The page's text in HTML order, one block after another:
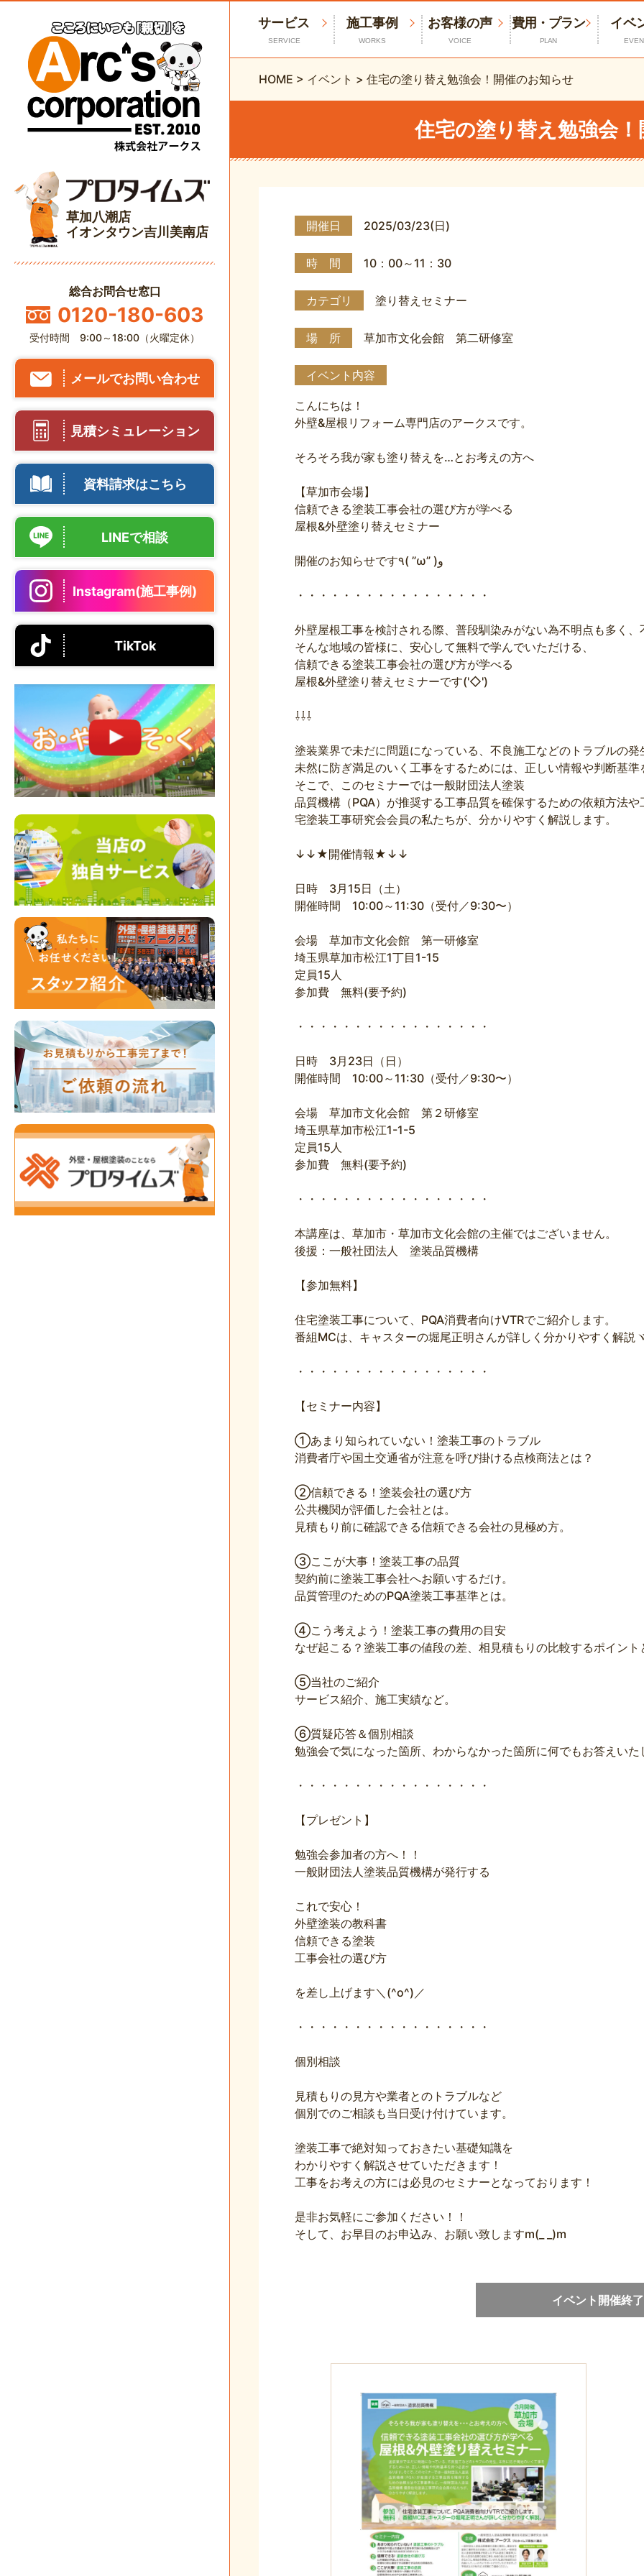
草加八潮店
イオンタウン吉川美南店
総合お問合せ窓口
0120-180-603
受付時間 9:00～18:00（火曜定休）
メールでお問い合わせ
見積シミュレーション
資料請求はこちら
LINEで相談
Instagram(施工事例)
TikTok
サービス
SERVICE
施工事例
WORKS
お客様の声
VOICE
費用・プラン
PLAN
イベ
HOME > イベント > 住宅の塗り替え勉強会！開催のお知らせ
住宅の塗り替え勉強会
開催日 2025/03/23(日)
時 間 10：00～11：30
カテゴリ 塗り替えセミナー
場 所 草加市文化会館 第二研修室
イベント内容
こんにちは！
外壁&屋根リフォーム専門店のアークスです。
そろそろ我が家も塗り替えを…とお考えの方へ
【草加市会場】
信頼できる塗装工事会社の選び方が学べる
屋根&外壁塗り替えセミナー
開催のお知らせです٩( ”ω” )و
・・・・・・・・・・・・・・・・・
外壁屋根工事を検討される際、普段馴染みがない為不明点も多く、
そんな地域の皆様に、安心して無料で学んでいただける、
信頼できる塗装工事会社の選び方が学べる
屋根&外壁塗り替えセミナーです('◇')ゞ
⇩⇩⇩
塗装業界で未だに問題になっている、不良施工などのトラブルの発
未然に防ぎ満足のいく工事をするためには、正しい情報や判断基準
そこで、このセミナーでは一般財団法人塗装
品質機構（PQA）が推奨する工事品質を確保するための依頼方法
宅塗装工事研究会会員の私たちが、分かりやすく解説します。
↓↓★開催情報★↓↓
日時 3月15日（土）
開催時間 10:00～11:30（受付／9:30〜）
会場 草加市文化会館 第一研修室
埼玉県草加市松江1丁目1-15
定員15人
参加費 無料(要予約)
・・・・・・・・・・・・・・・・・
日時 3月23日（日）
開催時間 10:00～11:30（受付／9:30〜）
会場 草加市文化会館 第２研修室
埼玉県草加市松江1-1-5
定員15人
参加費 無料(要予約)
・・・・・・・・・・・・・・・・・
本講座は、草加市・草加市文化会館の主催ではございません。
後援：一般社団法人 塗装品質機構
【参加無料】
住宅塗装工事について、PQA消費者向けVTRでご紹介します。
番組MCは、キャスターの堀尾正明さんが詳しく分かりやすく解説
・・・・・・・・・・・・・・・・・
【セミナー内容】
①あまり知られていない！塗装工事のトラブル
消費者庁や国土交通省が注意を呼び掛ける点検商法とは？
②信頼できる！塗装会社の選び方
公共機関が評価した会社とは。
見積もり前に確認できる信頼できる会社の見極め方。
③ここが大事！塗装工事の品質
契約前に塗装工事会社へお願いするだけ。
品質管理のためのPQA塗装工事基準とは。
④こう考えよう！塗装工事の費用の目安
なぜ起こる？塗装工事の値段の差、相見積もりの比較するポイント
⑤当社のご紹介
サービス紹介、施工実績など。
⑥質疑応答＆個別相談
勉強会で気になった箇所、わからなかった箇所に何でもお答えいた
・・・・・・・・・・・・・・・・・
【プレゼント】
勉強会参加者の方へ！！
一般財団法人塗装品質機構が発行する
これで安心！
外壁塗装の教科書
信頼できる塗装
工事会社の選び方
を差し上げます＼(^o^)／
・・・・・・・・・・・・・・・・・
個別相談
見積もりの見方や業者とのトラブルなど
個別でのご相談も当日受け付けています。
塗装工事で絶対知っておきたい基礎知識を
わかりやすく解説させていただきます！
工事をお考えの方には必見のセミナーとなっております！
是非お気軽にご参加ください！！
そして、お早目のお申込み、お願い致しますm(_ _)m
イベント開催終了